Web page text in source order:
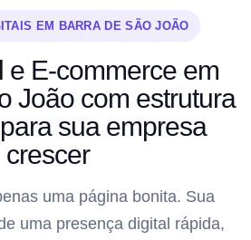
EM BARRA DE SÃO JOÃO
e E-commerce em
João com estrutura
sua empresa
crescer
uma página bonita. Sua
uma presença digital rápida,